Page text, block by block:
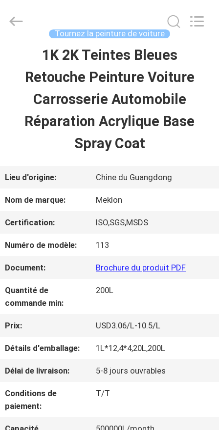
APERÇU
PRODUITS
VIDÉOS
PROPOS
VISITE
D'USINE
CONTRÔLE
DE
LA
QUALITÉ
Meklon
Tournez la peinture de voiture
1K 2K Teintes Bleues
Retouche Peinture Voiture
Carrosserie Automobile
Réparation Acrylique Base
Spray Coat
Lieu d'origine: Chine du Guangdong
Nom de marque: Meklon
Certification: ISO,SGS,MSDS
Numéro de modèle: 113
Document: Brochure du produit PDF
Quantité de
commande min:
200L
Prix: USD3.06/L-10.5/L
Détails d'emballage: 1L*12,4*4,20L,200L
Délai de livraison: 5-8 jours ouvrables
Conditions de
paiement:
T/T